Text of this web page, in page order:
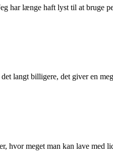
har længe haft lyst til at bruge
langt billigere, det giver en
hvor meget man kan lave